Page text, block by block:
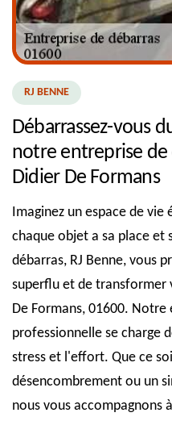
RJ BENNE
Débarrassez-vous
notre entreprise de
Didier De Formans
Imaginez un espace de
chaque objet a sa place
débarras, RJ Benne, vous
superflu et de transformer
De Formans, 01600.
professionnelle se charge
stress et l'effort. Que ce
désencombrement ou un
nous vous accompagnons